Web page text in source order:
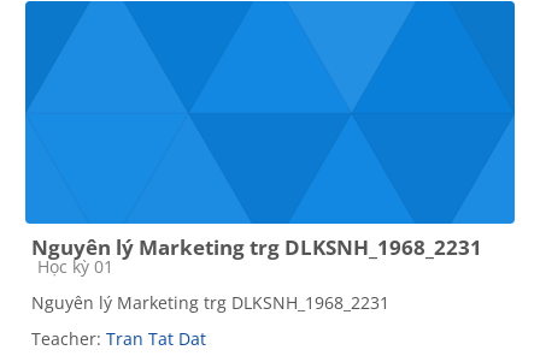
Nguyên lý Marketing trg DLKSNH_1968_2231
Course category
Học kỳ 01
Nguyên lý Marketing trg DLKSNH_1968_2231
Teacher: Tran Tat Dat